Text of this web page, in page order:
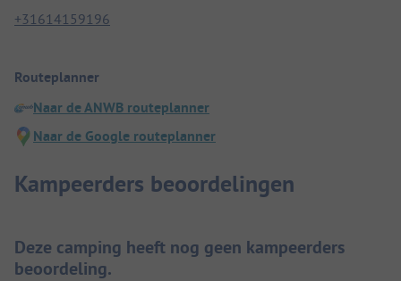
+31614159196
Routeplanner
Naar de ANWB routeplanner
Naar de Google routeplanner
Kampeerders beoordelingen
Deze camping heeft nog geen kampeerders
beoordeling.